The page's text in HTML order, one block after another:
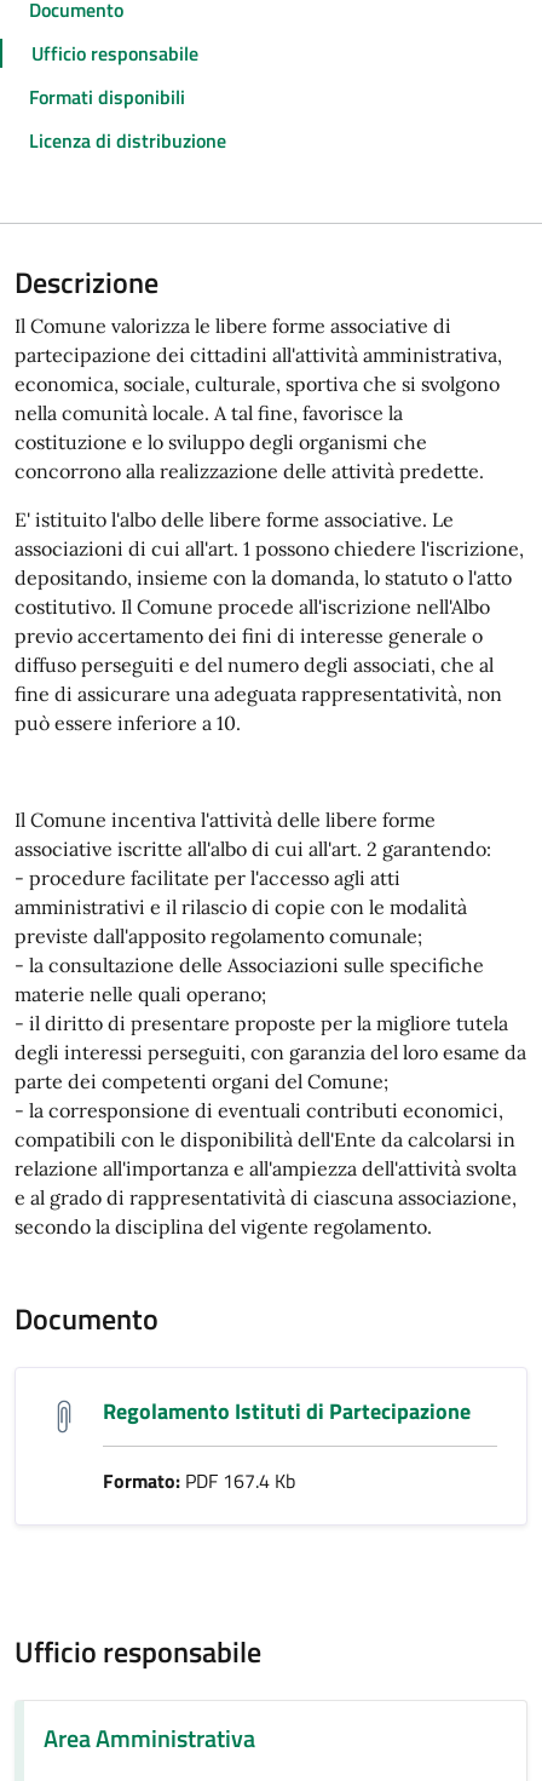
Documento
Ufficio responsabile
Formati disponibili
Licenza di distribuzione
Descrizione
Il Comune valorizza le libere forme associative di
partecipazione dei cittadini all'attività amministrativa,
economica, sociale, culturale, sportiva che si svolgono
nella comunità locale. A tal fine, favorisce la
costituzione e lo sviluppo degli organismi che
concorrono alla realizzazione delle attività predette.
E' istituito l'albo delle libere forme associative. Le
associazioni di cui all'art. 1 possono chiedere l'iscrizione,
depositando, insieme con la domanda, lo statuto o l'atto
costitutivo. Il Comune procede all'iscrizione nell'Albo
previo accertamento dei fini di interesse generale o
diffuso perseguiti e del numero degli associati, che al
fine di assicurare una adeguata rappresentatività, non
può essere inferiore a 10.
Il Comune incentiva l'attività delle libere forme
associative iscritte all'albo di cui all'art. 2 garantendo:
- procedure facilitate per l'accesso agli atti
amministrativi e il rilascio di copie con le modalità
previste dall'apposito regolamento comunale;
- la consultazione delle Associazioni sulle specifiche
materie nelle quali operano;
- il diritto di presentare proposte per la migliore tutela
degli interessi perseguiti, con garanzia del loro esame da
parte dei competenti organi del Comune;
- la corresponsione di eventuali contributi economici,
compatibili con le disponibilità dell'Ente da calcolarsi in
relazione all'importanza e all'ampiezza dell'attività svolta
e al grado di rappresentatività di ciascuna associazione,
secondo la disciplina del vigente regolamento.
Documento
Regolamento Istituti di Partecipazione
Formato: PDF 167.4 Kb
Ufficio responsabile
Area Amministrativa